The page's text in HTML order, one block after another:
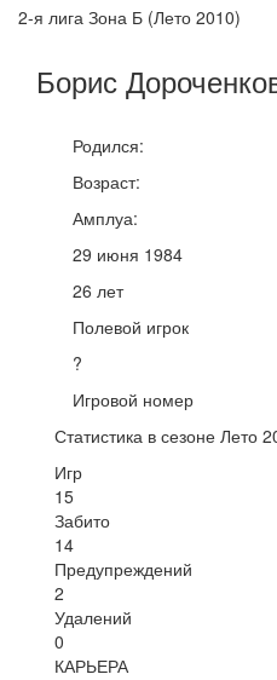
2-я лига Зона Б (Лето 2010)
Борис
Родился:
Возраст:
Амплуа:
29 июня 1984
26 лет
Полевой игрок
?
Игровой номер
Статистика в сезоне Лето
Игр
15
Забито
14
Предупреждений
2
Удалений
0
КАРЬЕРА